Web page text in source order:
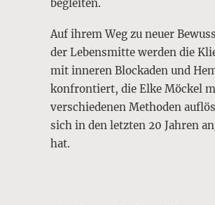
begleiten.
Auf ihrem Weg zu neuer
der Lebensmitte werden die
mit inneren Blockaden und
konfrontiert, die Elke Möckel
verschiedenen Methoden
sich in den letzten 20 Jahren
hat.